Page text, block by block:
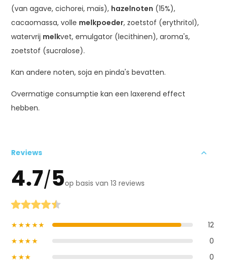
(van agave, cichorei, maïs), hazelnoten (15%),
cacaomassa, volle melkpoeder, zoetstof (erythritol),
watervrij melkvet, emulgator (lecithinen), aroma's,
zoetstof (sucralose).
Kan andere noten, soja en pinda's bevatten.
Overmatige consumptie kan een laxerend effect
hebben.
Reviews
4.7/5op basis van 13 reviews
★★★★★
12
★★★★
0
★★★
0